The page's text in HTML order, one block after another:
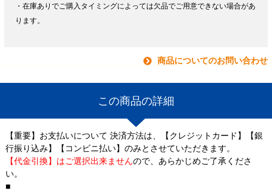
・在庫ありでご購入タイミングによっては欠品でご用意できない場合があ
ります。
商品についてのお問い合わせ
この商品の詳細
【重要】お支払いについて 決済方法は、【クレジットカード】【銀
行振り込み】【コンビニ払い】のみとさせていただきます。
【代金引換】はご選択出来ませんので、あらかじめご了承くださ
い。
■